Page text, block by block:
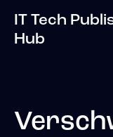
IT Tech
Hub